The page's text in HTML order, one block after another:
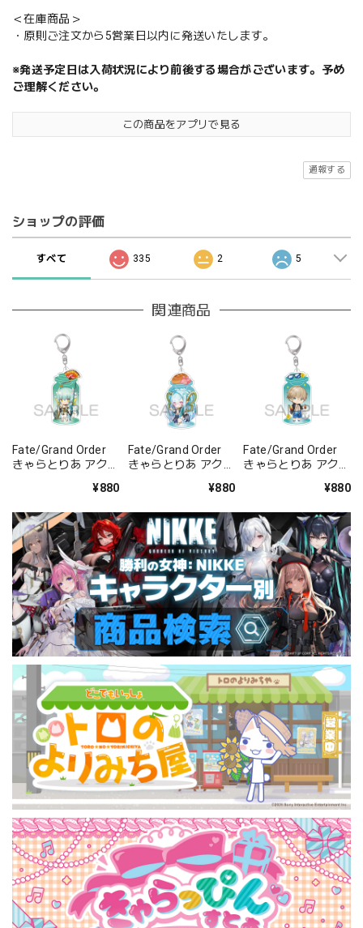
＜在庫商品＞
・原則ご注文から5営業日以内に発送いたします。
※発送予定日は入荷状況により前後する場合がございます。予め
ご理解ください。
この商品をアプリで見る
通報する
ショップの評価
すべて 335 2 5
関連商品
Fate/Grand Order
きゃらとりあ アクリ
¥880
Fate/Grand Order
きゃらとりあ アクリ
チャー/ラーヴァ/テ
¥880
Fate/Grand Order
きゃらとりあ アクリ
バー/ガウェイン¥880